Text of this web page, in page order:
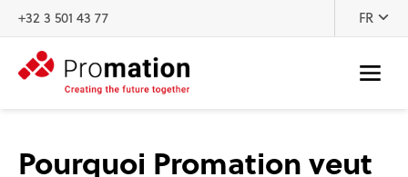
Au contenu
+32 3 501 43 77 FR
Pourquoi Promation veut